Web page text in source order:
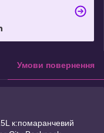
Умови повернення
к:помаранчевий